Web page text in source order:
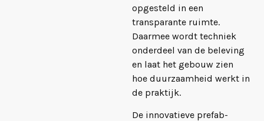
opgesteld in een
transparante ruimte.
Daarmee wordt techniek
onderdeel van de beleving
en laat het gebouw zien
hoe duurzaamheid werkt in
de praktijk.
De innovatieve prefab-